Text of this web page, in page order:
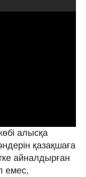
алысқа
қазақшаға
айналдырған
емес,